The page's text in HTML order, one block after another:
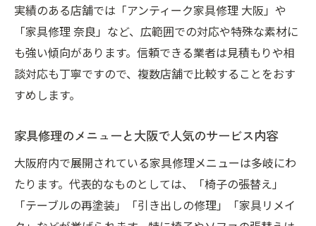
大阪で実践したい家具修理後のアフターケ
ア方法
家具修理と再塗装を活用した大阪での長寿
命化対策
大阪の家具修理で選ばれる人気メニューの
実績のある店舗では「アンティーク家具修理 大阪」や
「家具修理 奈良」など、広範囲での対応や特殊な素材に
も強い傾向があります。信頼できる業者は見積もりや相
談対応も丁寧ですので、複数店舗で比較することをおす
すめします。
家具修理のメニューと大阪で人気のサービス内容
大阪府内で展開されている家具修理メニューは多岐にわ
たります。代表的なものとしては、「椅子の張替え」
「テーブルの再塗装」「引き出しの修理」「家具リメイ